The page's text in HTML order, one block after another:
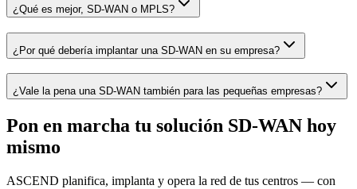
¿Qué es mejor, SD-WAN o MPLS?
¿Por qué debería implantar una SD-WAN en su empresa?
¿Vale la pena una SD-WAN también para las pequeñas empresas?
Pon en marcha tu solución SD-WAN hoy
mismo
ASCEND planifica, implanta y opera la red de tus centros — con